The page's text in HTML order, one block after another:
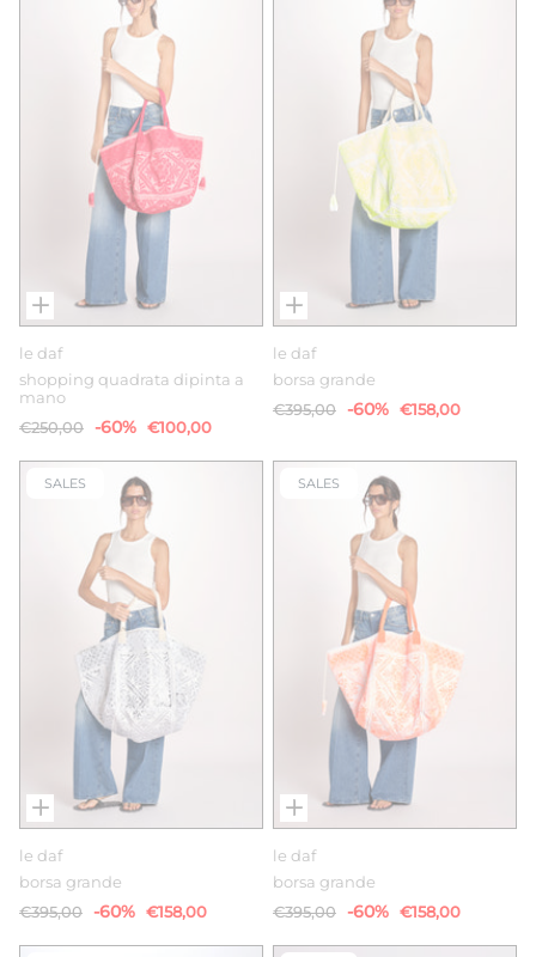
le daf
shopping quadrata dipinta a
mano
€250,00 -60% €100,00
le daf
borsa grande
€395,00 -60% €158,00
SALES
le daf
borsa grande
€395,00 -60% €158,00
SALES
le daf
borsa grande
€395,00 -60% €158,00